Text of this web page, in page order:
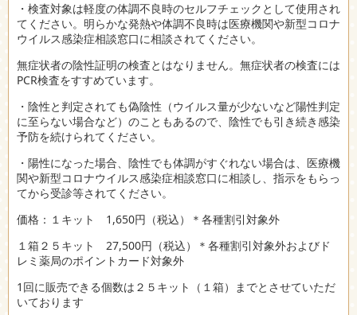
・検査対象は軽度の体調不良時のセルフチェックとして使用され
てください。明らかな発熱や体調不良時は医療機関や新型コロナ
ウイルス感染症相談窓口に相談されてください。
無症状者の陰性証明の検査とはなりません。無症状者の検査には
PCR検査をすすめています。
・陰性と判定されても偽陰性（ウイルス量が少ないなど陽性判定
に至らない場合など）のこともあるので、陰性でも引き続き感染
予防を続けられてください。
・陽性になった場合、陰性でも体調がすぐれない場合は、医療機
関や新型コロナウイルス感染症相談窓口に相談し、指示をもらっ
てから受診等されてください。
価格：１キット 1,650円（税込）＊各種割引対象外
１箱２５キット 27,500円（税込）＊各種割引対象外およびド
レミ薬局のポイントカード対象外
1回に販売できる個数は２５キット（１箱）までとさせていただ
いております